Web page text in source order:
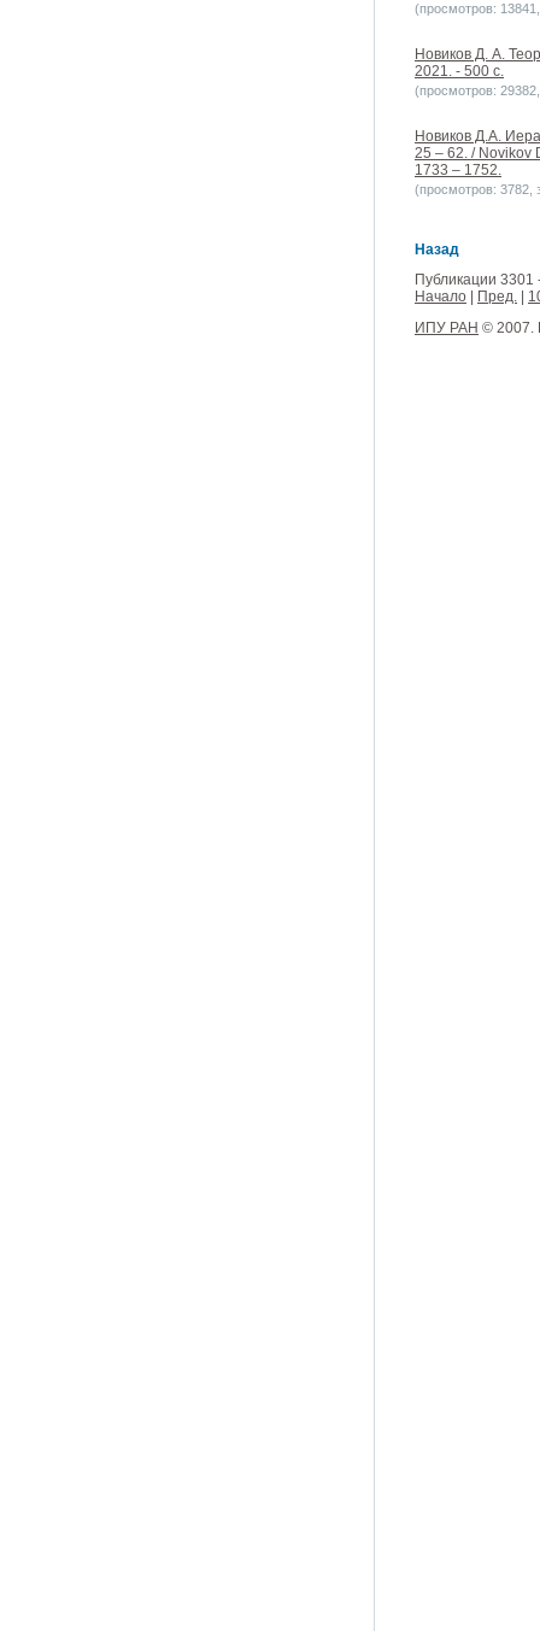
(просмотров:
Новиков Д. А.
2021. - 500 с.
(просмотров:
Новиков Д.А.
25 – 62. / Novikov
1733 – 1752.
(просмотров: 3782,
Назад
Публикации 3301
Начало
Пред.
ИПУ РАН © 2007.